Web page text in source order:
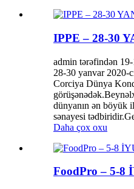
IPPE – 28-30
admin tərəfindən
28-30 yanvar 2020-
Corciya Dünya
dünyanın ən böyük
sənayesi
Daha çox oxu
FoodPro – 5-8